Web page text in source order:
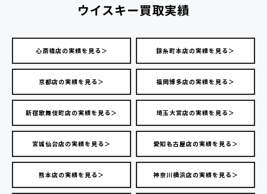
ウイスキー買取実績
心斎橋店の実績を見る＞ 錦糸町本店の実績を見る＞
京都店の実績を見る＞ 福岡博多店の実績を見る＞
新宿歌舞伎町店の実績を見る＞ 埼玉大宮店の実績を見る＞
宮城仙台店の実績を見る＞ 愛知名古屋店の実績を見る＞
熊本店の実績を見る＞ 神奈川横浜店の実績を見る＞